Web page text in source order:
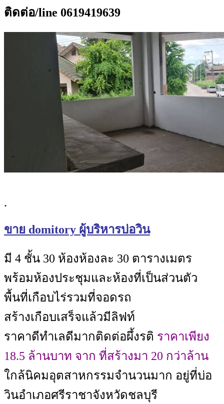
ติดต่อ/line 0619419639
.
ขาย domitory ผู้บริหารบ่อวิน
มี 4 ชั้น 30 ห้องห้องละ 30 ตารางเมตร
พร้อมห้องประชุมและห้องที่เป็นส่วนตัว
พื้นที่เกือบไร่รวมที่จอดรถ
สร้างเกือบเสร็จแล้วมีลิฟท์
ราคาดีทำเลดีมากติดต่อผึ้งรติ ราคาเพียง
18.5 ล้านบาท จาก ที่สร้างมา 20 กว่าล้าน
ใกล้นิคมอุตสาหกรรมจำนวนมาก อยู่ที่บ่อ
วินอำเภอศรีราชาจังหวัดชลบุรี